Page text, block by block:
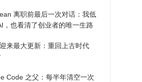
离职前最后一次对话：我低
，也看清了创业者的唯一生路
来最大更新：重回上古时代
Code 之父：每半年清空一次